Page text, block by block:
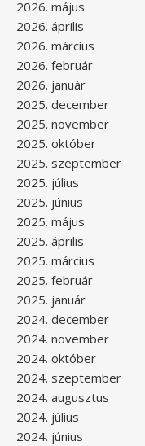
2026. május
2026. április
2026. március
2026. február
2026. január
2025. december
2025. november
2025. október
2025. szeptember
2025. július
2025. június
2025. május
2025. április
2025. március
2025. február
2025. január
2024. december
2024. november
2024. október
2024. szeptember
2024. augusztus
2024. július
2024. június